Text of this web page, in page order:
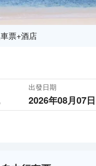
票+酒店
出發日期
2026年08月07日